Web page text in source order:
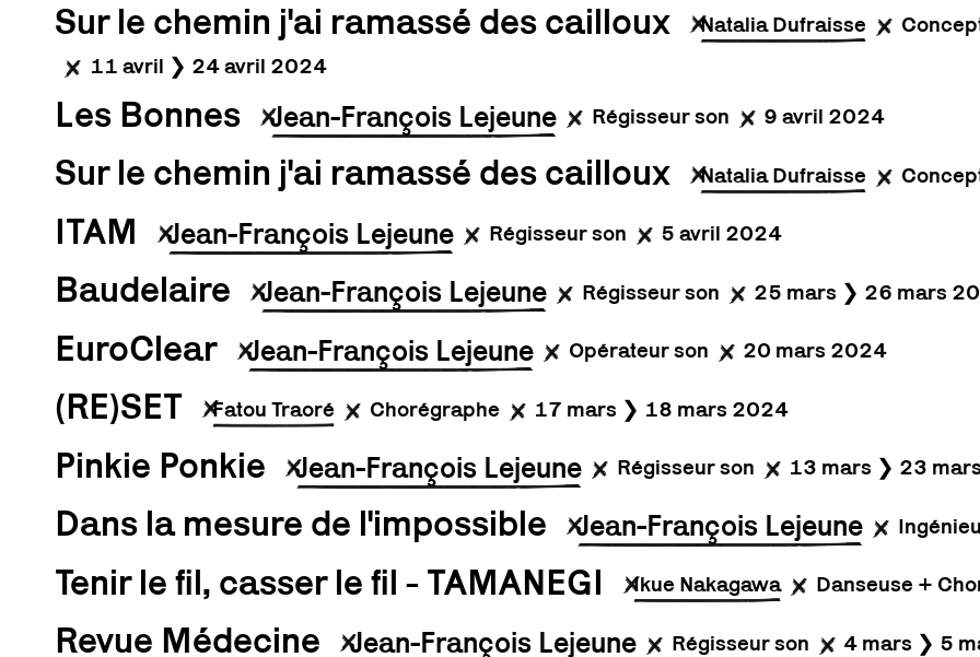
Sur le chemin j'ai ramassé des cailloux Natalia Dufraisse
11 avril ❯ 24 avril 2024
Les Bonnes Jean-François Lejeune Régisseur son 9 avril 2024
Sur le chemin j'ai ramassé des cailloux Natalia Dufraisse
ITAM Jean-François Lejeune Régisseur son 5 avril 2024
Baudelaire Jean-François Lejeune Régisseur son 25 mars ❯ 26 mars
EuroClear Jean-François Lejeune Opérateur son 20 mars 2024
(RE)SET Fatou Traoré Chorégraphe 17 mars ❯ 18 mars 2024
Pinkie Ponkie Jean-François Lejeune Régisseur son 13 mars ❯ 23
Dans la mesure de l'impossible Jean-François Lejeune
Tenir le fil, casser le fil - TAMANEGI Ikue Nakagawa Danseuse +
Revue Médecine Jean-François Lejeune Régisseur son 4 mars ❯ 5